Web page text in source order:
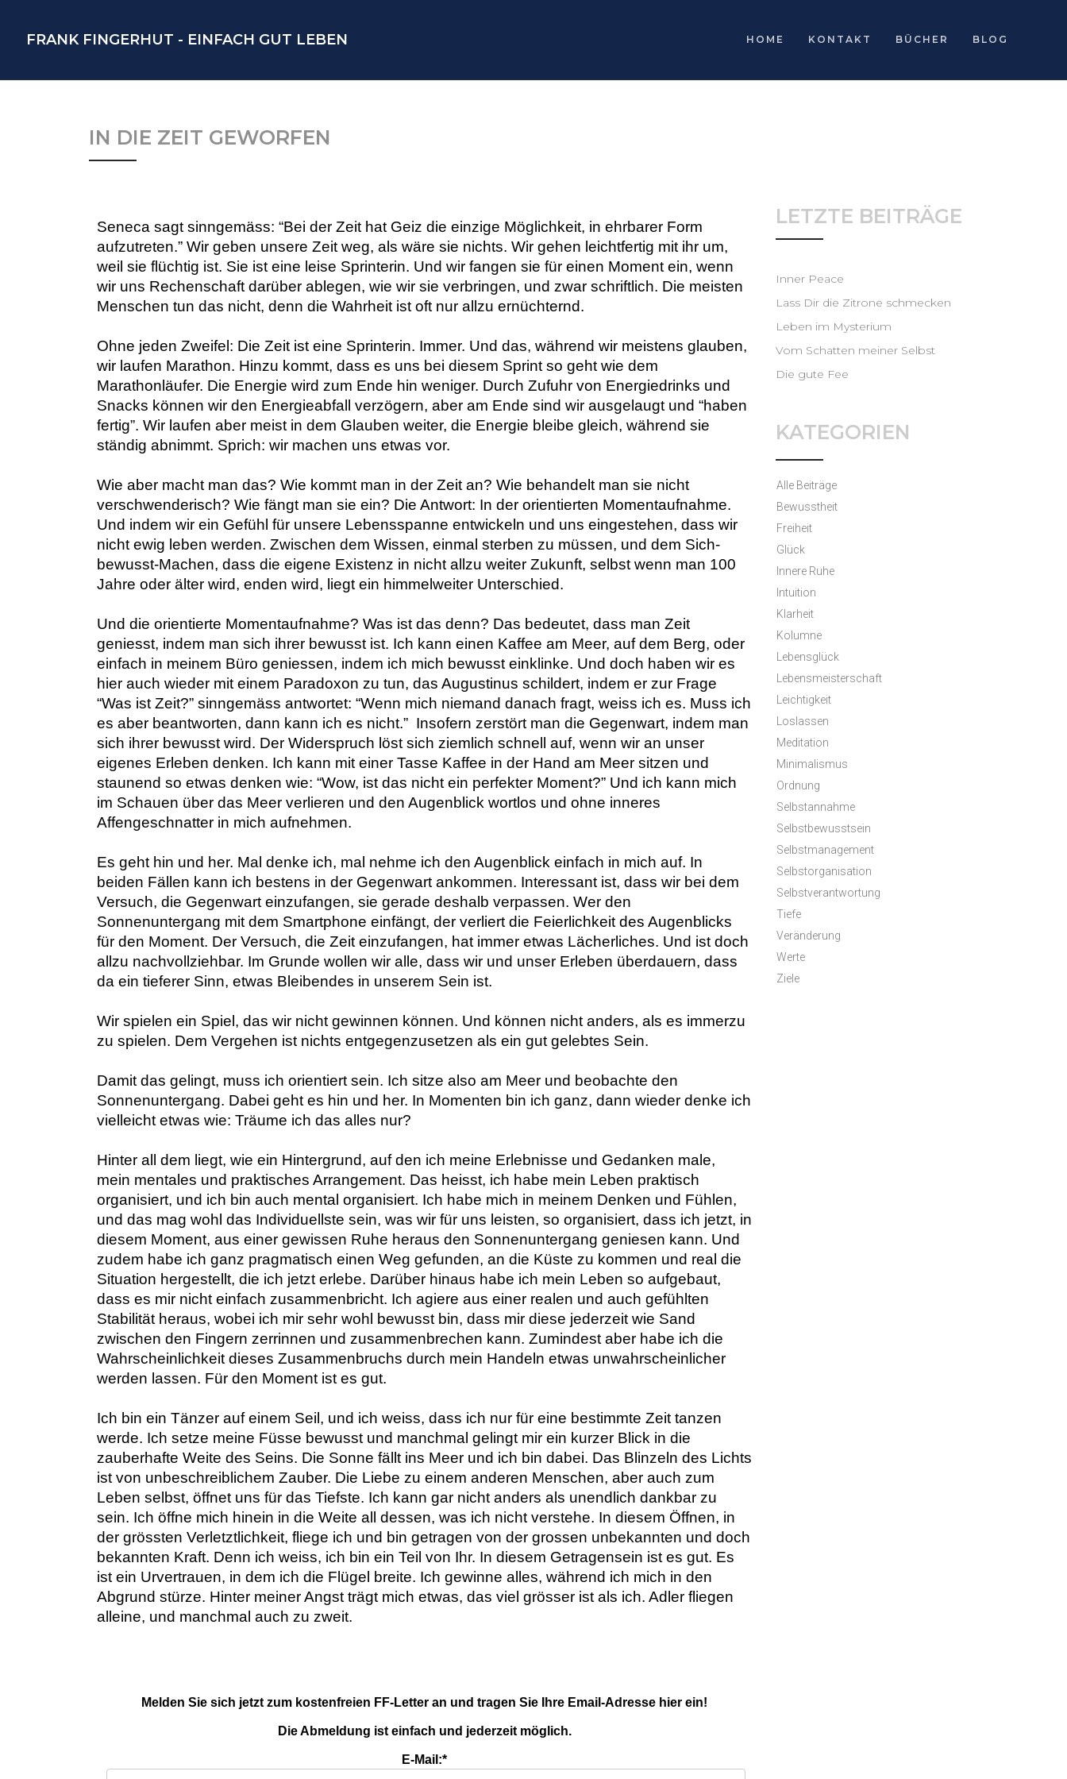
FRANK FINGERHUT - EINFACH GUT LEBEN HOME KONTAKT BÜCHER BLOG
IN DIE ZEIT GEWORFEN
Seneca sagt sinngemäss: “Bei der Zeit hat Geiz die einzige Möglichkeit, in ehrbarer Form
aufzutreten.” Wir geben unsere Zeit weg, als wäre sie nichts. Wir gehen leichtfertig mit ihr um,
weil sie flüchtig ist. Sie ist eine leise Sprinterin. Und wir fangen sie für einen Moment ein, wenn
wir uns Rechenschaft darüber ablegen, wie wir sie verbringen, und zwar schriftlich. Die meisten
Menschen tun das nicht, denn die Wahrheit ist oft nur allzu ernüchternd.
Ohne jeden Zweifel: Die Zeit ist eine Sprinterin. Immer. Und das, während wir meistens glauben,
wir laufen Marathon. Hinzu kommt, dass es uns bei diesem Sprint so geht wie dem
Marathonläufer. Die Energie wird zum Ende hin weniger. Durch Zufuhr von Energiedrinks und
Snacks können wir den Energieabfall verzögern, aber am Ende sind wir ausgelaugt und “haben
fertig”. Wir laufen aber meist in dem Glauben weiter, die Energie bleibe gleich, während sie
ständig abnimmt. Sprich: wir machen uns etwas vor.
Wie aber macht man das? Wie kommt man in der Zeit an? Wie behandelt man sie nicht
verschwenderisch? Wie fängt man sie ein? Die Antwort: In der orientierten Momentaufnahme.
Und indem wir ein Gefühl für unsere Lebensspanne entwickeln und uns eingestehen, dass wir
nicht ewig leben werden. Zwischen dem Wissen, einmal sterben zu müssen, und dem Sich-
bewusst-Machen, dass die eigene Existenz in nicht allzu weiter Zukunft, selbst wenn man 100
Jahre oder älter wird, enden wird, liegt ein himmelweiter Unterschied.
Und die orientierte Momentaufnahme? Was ist das denn? Das bedeutet, dass man Zeit
geniesst, indem man sich ihrer bewusst ist. Ich kann einen Kaffee am Meer, auf dem Berg, oder
einfach in meinem Büro geniessen, indem ich mich bewusst einklinke. Und doch haben wir es
hier auch wieder mit einem Paradoxon zu tun, das Augustinus schildert, indem er zur Frage
“Was ist Zeit?” sinngemäss antwortet: “Wenn mich niemand danach fragt, weiss ich es. Muss ich
es aber beantworten, dann kann ich es nicht.”  Insofern zerstört man die Gegenwart, indem man
sich ihrer bewusst wird. Der Widerspruch löst sich ziemlich schnell auf, wenn wir an unser
eigenes Erleben denken. Ich kann mit einer Tasse Kaffee in der Hand am Meer sitzen und
staunend so etwas denken wie: “Wow, ist das nicht ein perfekter Moment?” Und ich kann mich
im Schauen über das Meer verlieren und den Augenblick wortlos und ohne inneres
Affengeschnatter in mich aufnehmen.
Es geht hin und her. Mal denke ich, mal nehme ich den Augenblick einfach in mich auf. In
beiden Fällen kann ich bestens in der Gegenwart ankommen. Interessant ist, dass wir bei dem
Versuch, die Gegenwart einzufangen, sie gerade deshalb verpassen. Wer den
Sonnenuntergang mit dem Smartphone einfängt, der verliert die Feierlichkeit des Augenblicks
für den Moment. Der Versuch, die Zeit einzufangen, hat immer etwas Lächerliches. Und ist doch
allzu nachvollziehbar. Im Grunde wollen wir alle, dass wir und unser Erleben überdauern, dass
da ein tieferer Sinn, etwas Bleibendes in unserem Sein ist.
Wir spielen ein Spiel, das wir nicht gewinnen können. Und können nicht anders, als es immerzu
zu spielen. Dem Vergehen ist nichts entgegenzusetzen als ein gut gelebtes Sein.
Damit das gelingt, muss ich orientiert sein. Ich sitze also am Meer und beobachte den
Sonnenuntergang. Dabei geht es hin und her. In Momenten bin ich ganz, dann wieder denke ich
vielleicht etwas wie: Träume ich das alles nur?
Hinter all dem liegt, wie ein Hintergrund, auf den ich meine Erlebnisse und Gedanken male,
mein mentales und praktisches Arrangement. Das heisst, ich habe mein Leben praktisch
organisiert, und ich bin auch mental organisiert. Ich habe mich in meinem Denken und Fühlen,
und das mag wohl das Individuellste sein, was wir für uns leisten, so organisiert, dass ich jetzt, in
diesem Moment, aus einer gewissen Ruhe heraus den Sonnenuntergang geniesen kann. Und
zudem habe ich ganz pragmatisch einen Weg gefunden, an die Küste zu kommen und real die
Situation hergestellt, die ich jetzt erlebe. Darüber hinaus habe ich mein Leben so aufgebaut,
dass es mir nicht einfach zusammenbricht. Ich agiere aus einer realen und auch gefühlten
Stabilität heraus, wobei ich mir sehr wohl bewusst bin, dass mir diese jederzeit wie Sand
zwischen den Fingern zerrinnen und zusammenbrechen kann. Zumindest aber habe ich die
Wahrscheinlichkeit dieses Zusammenbruchs durch mein Handeln etwas unwahrscheinlicher
werden lassen. Für den Moment ist es gut.
Ich bin ein Tänzer auf einem Seil, und ich weiss, dass ich nur für eine bestimmte Zeit tanzen
werde. Ich setze meine Füsse bewusst und manchmal gelingt mir ein kurzer Blick in die
zauberhafte Weite des Seins. Die Sonne fällt ins Meer und ich bin dabei. Das Blinzeln des Lichts
ist von unbeschreiblichem Zauber. Die Liebe zu einem anderen Menschen, aber auch zum
Leben selbst, öffnet uns für das Tiefste. Ich kann gar nicht anders als unendlich dankbar zu
sein. Ich öffne mich hinein in die Weite all dessen, was ich nicht verstehe. In diesem Öffnen, in
der grössten Verletztlichkeit, fliege ich und bin getragen von der grossen unbekannten und doch
bekannten Kraft. Denn ich weiss, ich bin ein Teil von Ihr. In diesem Getragensein ist es gut. Es
ist ein Urvertrauen, in dem ich die Flügel breite. Ich gewinne alles, während ich mich in den
Abgrund stürze. Hinter meiner Angst trägt mich etwas, das viel grösser ist als ich. Adler fliegen
alleine, und manchmal auch zu zweit.
Melden Sie sich jetzt zum kostenfreien FF-Letter an und tragen Sie Ihre Email-Adresse hier ein!
Die Abmeldung ist einfach und jederzeit möglich.
E-Mail:*
LETZTE BEITRÄGE
Inner Peace
Lass Dir die Zitrone schmecken
Leben im Mysterium
Vom Schatten meiner Selbst
Die gute Fee
KATEGORIEN
Alle Beiträge
Bewusstheit
Freiheit
Glück
Innere Ruhe
Intuition
Klarheit
Kolumne
Lebensglück
Lebensmeisterschaft
Leichtigkeit
Loslassen
Meditation
Minimalismus
Ordnung
Selbstannahme
Selbstbewusstsein
Selbstmanagement
Selbstorganisation
Selbstverantwortung
Tiefe
Veränderung
Werte
Ziele